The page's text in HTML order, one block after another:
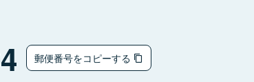
郵便番号をコピーする